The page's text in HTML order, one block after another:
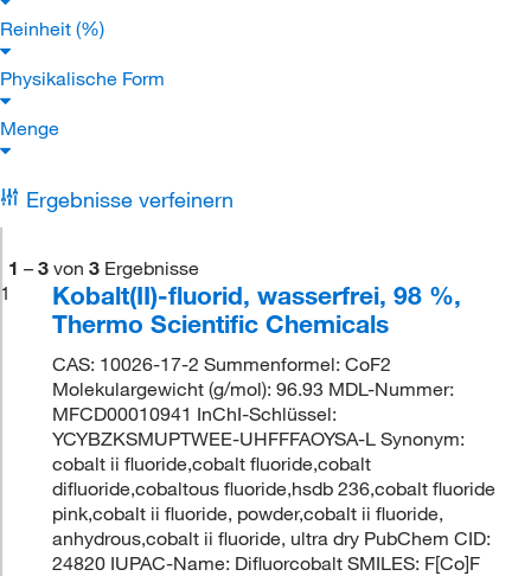
Reinheit (%)
Physikalische Form
Menge
Ergebnisse verfeinern
1 – 3 von 3 Ergebnisse
1
Kobalt(II)-fluorid, wasserfrei, 98 %,
Thermo Scientific Chemicals
CAS: 10026-17-2 Summenformel: CoF2
Molekulargewicht (g/mol): 96.93 MDL-Nummer:
MFCD00010941 InChI-Schlüssel:
YCYBZKSMUPTWEE-UHFFFAOYSA-L Synonym:
cobalt ii fluoride,cobalt fluoride,cobalt
difluoride,cobaltous fluoride,hsdb 236,cobalt fluoride
pink,cobalt ii fluoride, powder,cobalt ii fluoride,
anhydrous,cobalt ii fluoride, ultra dry PubChem CID:
24820 IUPAC-Name: Difluorcobalt SMILES: F[Co]F